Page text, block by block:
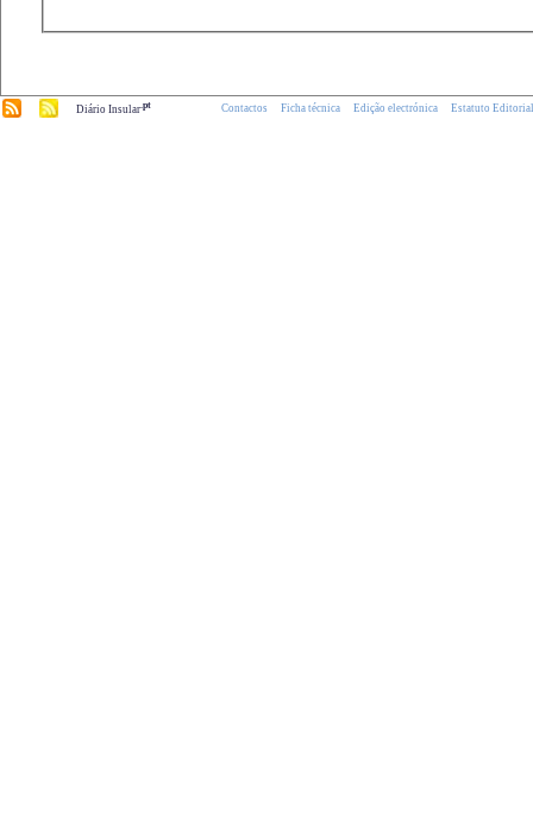
Diário Insular.pt Contactos Ficha técnica Edição electrónica Estatuto Editorial